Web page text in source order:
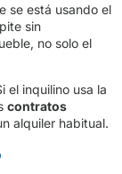
se está usando el
sin
no solo el
el inquilino usa la
contratos
alquiler habitual.